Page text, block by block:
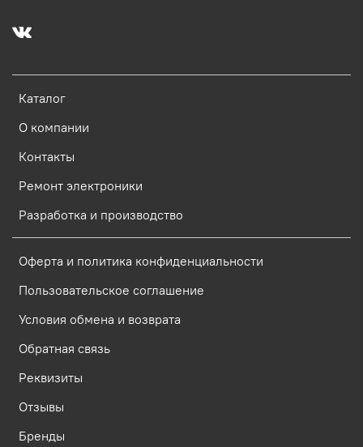
Каталог
О компании
Контакты
Ремонт электроники
Разработка и производство
Оферта и политика конфиденциальности
Пользовательское соглашение
Условия обмена и возврата
Обратная связь
Реквизиты
Отзывы
Бренды